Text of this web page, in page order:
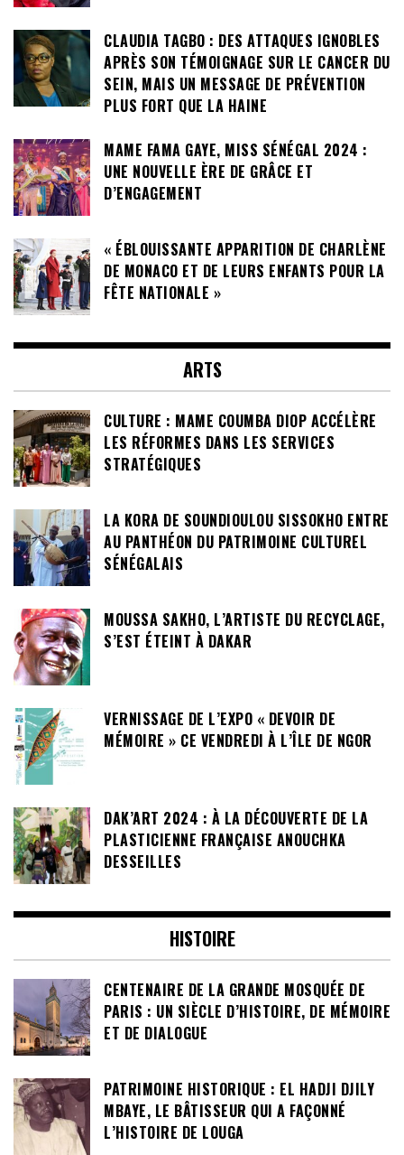
CLAUDIA TAGBO : DES ATTAQUES IGNOBLES
APRÈS SON TÉMOIGNAGE SUR LE CANCER DU
SEIN, MAIS UN MESSAGE DE PRÉVENTION
PLUS FORT QUE LA HAINE
MAME FAMA GAYE, MISS SÉNÉGAL 2024 :
UNE NOUVELLE ÈRE DE GRÂCE ET
D’ENGAGEMENT
« ÉBLOUISSANTE APPARITION DE CHARLÈNE
DE MONACO ET DE LEURS ENFANTS POUR LA
FÊTE NATIONALE »
ARTS
CULTURE : MAME COUMBA DIOP ACCÉLÈRE
LES RÉFORMES DANS LES SERVICES
STRATÉGIQUES
LA KORA DE SOUNDIOULOU SISSOKHO ENTRE
AU PANTHÉON DU PATRIMOINE CULTUREL
SÉNÉGALAIS
MOUSSA SAKHO, L’ARTISTE DU RECYCLAGE,
S’EST ÉTEINT À DAKAR
VERNISSAGE DE L’EXPO « DEVOIR DE
MÉMOIRE » CE VENDREDI À L’ÎLE DE NGOR
DAK’ART 2024 : À LA DÉCOUVERTE DE LA
PLASTICIENNE FRANÇAISE ANOUCHKA
DESSEILLES
HISTOIRE
CENTENAIRE DE LA GRANDE MOSQUÉE DE
PARIS : UN SIÈCLE D’HISTOIRE, DE MÉMOIRE
ET DE DIALOGUE
PATRIMOINE HISTORIQUE : EL HADJI DJILY
MBAYE, LE BÂTISSEUR QUI A FAÇONNÉ
L’HISTOIRE DE LOUGA